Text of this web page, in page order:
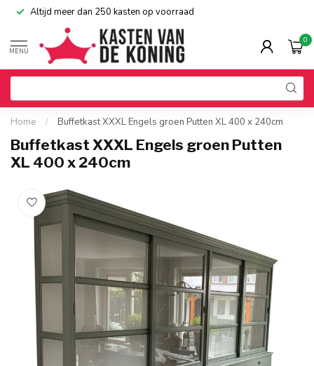
Altijd meer dan 250 kasten op voorraad
MENU
0
Home / Buffetkast XXXL Engels groen Putten XL 400 x 240cm
Buffetkast XXXL Engels groen Putten
XL 400 x 240cm